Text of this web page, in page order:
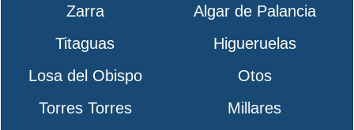
Zarra
Algar de Palancia
Titaguas
Higueruelas
Losa del Obispo
Otos
Torres Torres
Millares